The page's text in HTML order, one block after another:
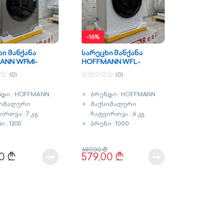
მანქანა
WFMI-
(0)
: HOFFMANN
: 7 კგ
: 1200
: ინვენტორული
რეცხვა
₾
-16%
სარეცხი მანქანა
HOFFMANN WFL-
60011WN
u
o
(0)
ბრენდი : HOFFMANN
მაქსიმალური
ჩატვირთვა : 6 კგ
ბრუნი : 1000
ფერი : თეთრი
გარანტია : 3 წელი
579,00 ₾
689,00₾